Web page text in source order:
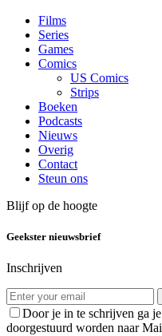
Films
Series
Games
Comics
US Comics
Strips
Boeken
Podcasts
Nieuws
Overig
Contact
Steun ons
Blijf op de hoogte
Geekster nieuwsbrief
Inschrijven
Door je in te schrijven ga
doorgestuurd worden naar